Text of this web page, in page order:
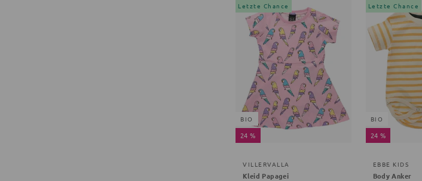
Letzte Chance
BIO
24 %
VILLERVALLA
Kleid Papagei
Letzte Chance
BIO
24 %
EBBE KIDS
Body Anker